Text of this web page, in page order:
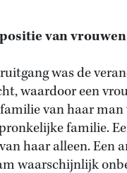
van
was de
waardoor een
van haar
familie.
haar alleen. Een
waarschijnlijk